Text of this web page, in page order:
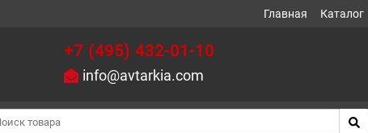
Главная Каталог
+7 (495) 432-01-10
info@avtarkia.com